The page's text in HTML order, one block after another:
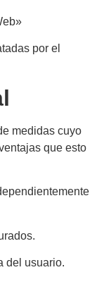
por el
medidas cuyo
que esto
del usuario.